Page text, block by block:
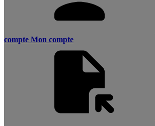
compte Mon compte